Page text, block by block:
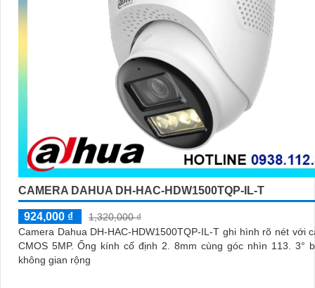
CAMERA DAHUA DH-HAC-HDW1500TQP-IL-T
924,000 ₫
1,320,000 ₫
Camera Dahua DH-HAC-HDW1500TQP-IL-T ghi hình rõ nét với
CMOS 5MP. Ống kính cố định 2. 8mm cùng góc nhìn 113. 3° bao quát
không gian rộng